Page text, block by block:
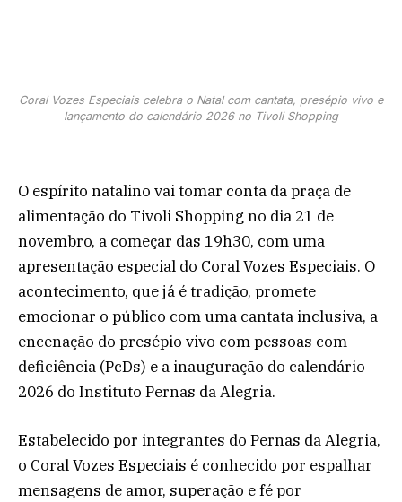
Coral Vozes Especiais celebra o Natal com cantata, presépio vivo e
lançamento do calendário 2026 no Tivoli Shopping
O espírito natalino vai tomar conta da praça de
alimentação do Tivoli Shopping no dia 21 de
novembro, a começar das 19h30, com uma
apresentação especial do Coral Vozes Especiais. O
acontecimento, que já é tradição, promete
emocionar o público com uma cantata inclusiva, a
encenação do presépio vivo com pessoas com
deficiência (PcDs) e a inauguração do calendário
2026 do Instituto Pernas da Alegria.
Estabelecido por integrantes do Pernas da Alegria,
o Coral Vozes Especiais é conhecido por espalhar
mensagens de amor, superação e fé por